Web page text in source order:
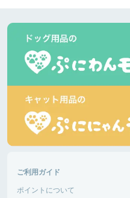
す。きっと混みま
神奈川県 |
あるパパさん
日差しが陰ると肌
して帰ります。🐶が
神奈川県 | 富士芦ノ
おと音々さん
今日は日中からに
達作り、追いかけっ
Wで混み混み！車
ご利用ガイド
ポイントについて